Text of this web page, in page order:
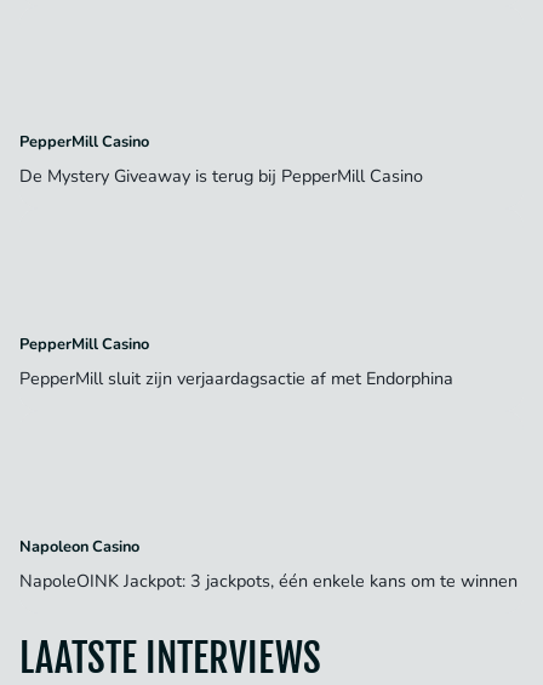
PepperMill Casino
De Mystery Giveaway is terug bij PepperMill Casino
PepperMill Casino
PepperMill sluit zijn verjaardagsactie af met Endorphina
Napoleon Casino
NapoleOINK Jackpot: 3 jackpots, één enkele kans om te winnen
LAATSTE INTERVIEWS